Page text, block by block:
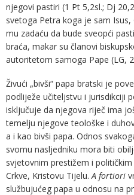
njegovi pastiri (1 Pt 5,2sl.; Dj
svetoga Petra koga je sam
mu zadaću da bude sveopći
braća, makar su članovi
autoritetom samoga Pape (LG,
Živući „bivši“ papa bratski je
podliježe učiteljstvu i jurisdikciji
isključuje da njegova riječ ima
temelju njegove teološke i
a i kao bivši papa. Odnos
svomu nasljedniku mora biti
svjetovnim prestižem i
Crkve, Kristovu Tijelu. A fortiori
službujućeg papa u odnosu na